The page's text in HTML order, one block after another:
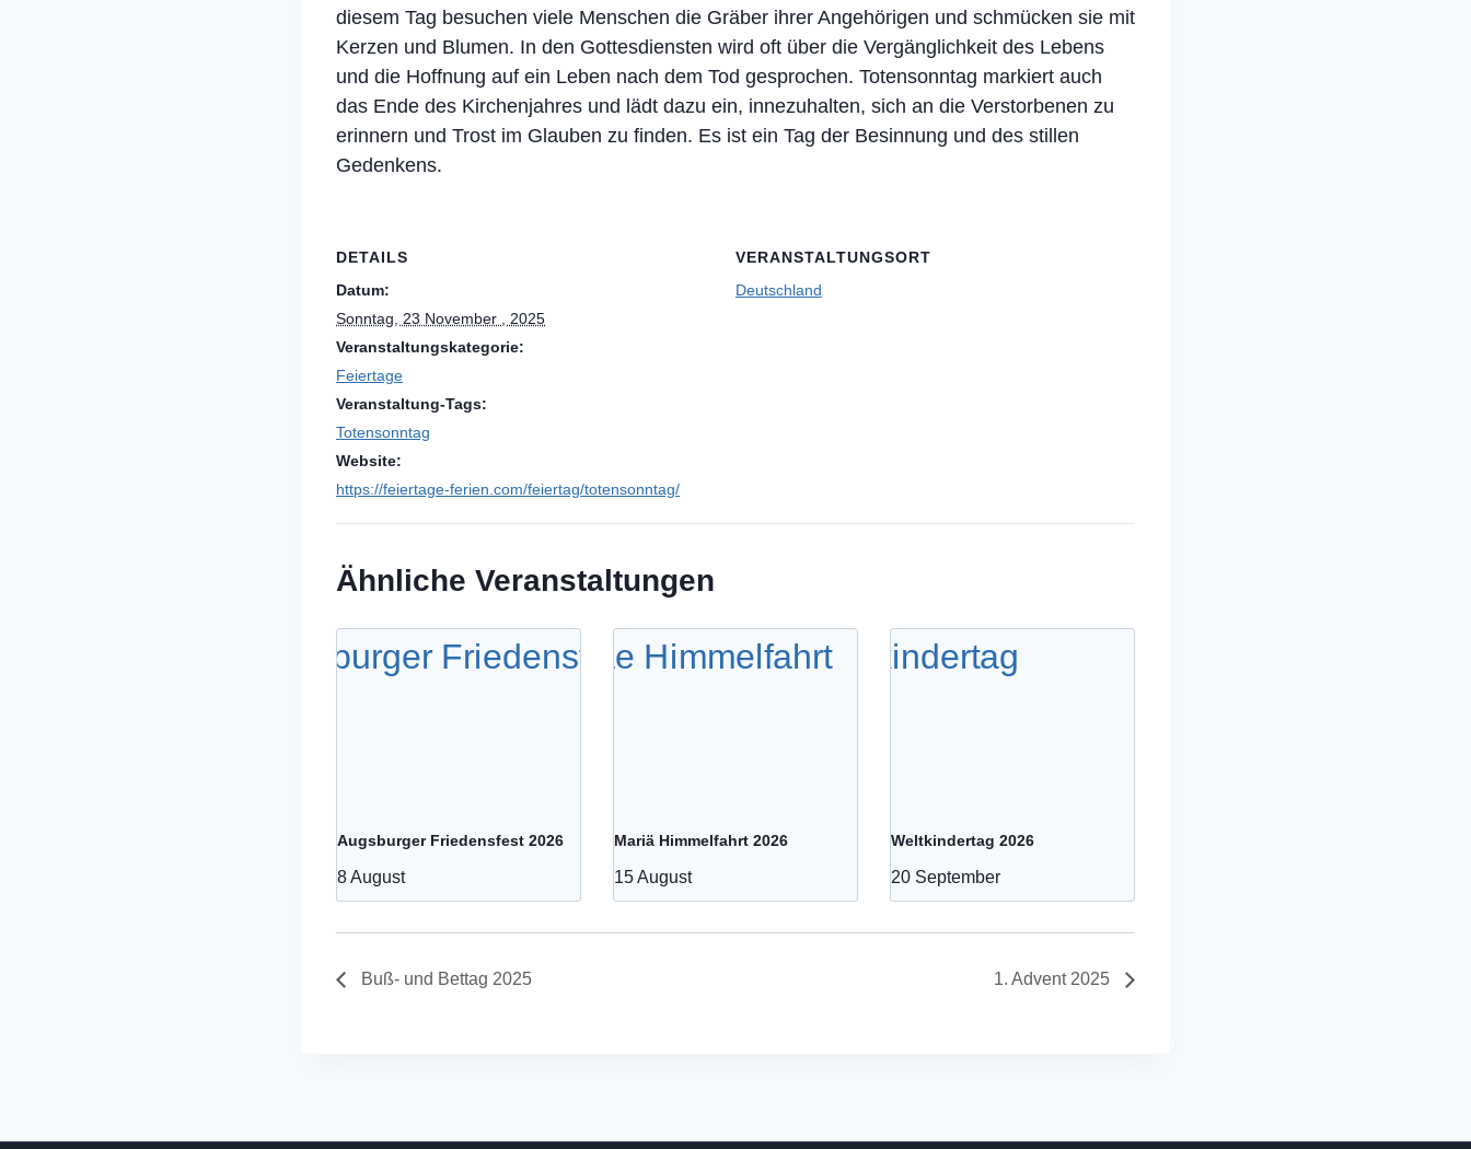
diesem Tag besuchen viele Menschen die Gräber ihrer Angehörigen und schmücken sie mit
Kerzen und Blumen. In den Gottesdiensten wird oft über die Vergänglichkeit des Lebens
und die Hoffnung auf ein Leben nach dem Tod gesprochen. Totensonntag markiert auch
das Ende des Kirchenjahres und lädt dazu ein, innezuhalten, sich an die Verstorbenen zu
erinnern und Trost im Glauben zu finden. Es ist ein Tag der Besinnung und des stillen
Gedenkens.
DETAILS
Datum:
Sonntag, 23 November , 2025
Veranstaltungskategorie:
Feiertage
Veranstaltung-Tags:
Totensonntag
Website:
https://feiertage-ferien.com/feiertag/totensonntag/
VERANSTALTUNGSORT
Deutschland
Ähnliche Veranstaltungen
Augsburger Friedensfest 2026
8 August
Mariä Himmelfahrt 2026
15 August
Weltkindertag 2026
20 September
Buß- und Bettag 2025 1. Advent 2025